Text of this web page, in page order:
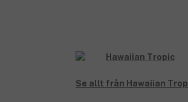
Se allt från Hawaiian